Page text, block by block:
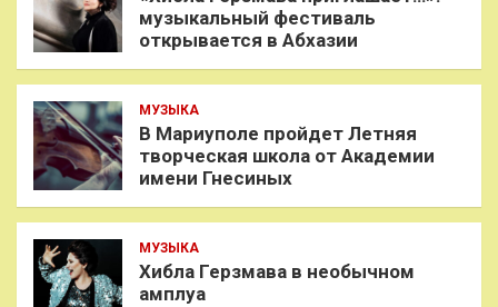
музыкальный фестиваль
открывается в Абхазии
МУЗЫКА
В Мариуполе пройдет Летняя
творческая школа от Академии
имени Гнесиных
МУЗЫКА
Хибла Герзмава в необычном
амплуа